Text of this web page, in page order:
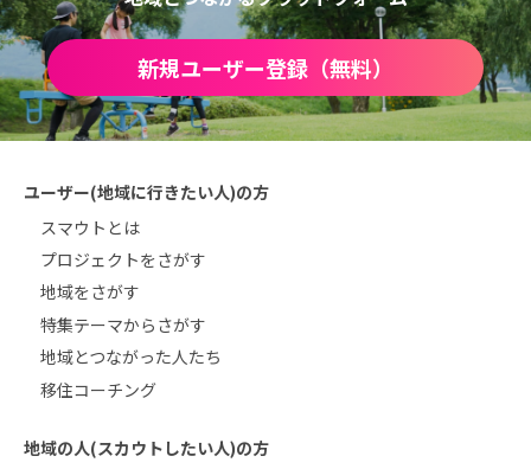
新規ユーザー登録（無料）
ユーザー(地域に行きたい人)の方
スマウトとは
プロジェクトをさがす
地域をさがす
特集テーマからさがす
地域とつながった人たち
移住コーチング
地域の人(スカウトしたい人)の方